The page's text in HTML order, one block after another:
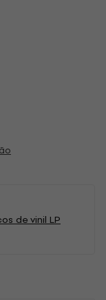
de vinil LP